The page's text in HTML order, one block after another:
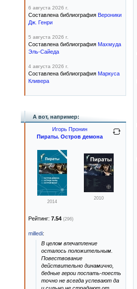
6 августа 2026 г.
Составлена библиография Вероники
Дж. Генри
5 августа 2026 г.
Составлена библиография Махмуда
Эль-Сайеда
4 августа 2026 г.
Составлена библиография Маркуса
Кливера
А вот, например:
Игорь Пронин
Пираты. Остров демона
2014
2010
Рейтинг: 7.54 (296)
milledi:
В целом впечатление
осталось положительным.
Повествование
действительно динамично,
бедные герои поспать-поесть
точно не всегда успевают да